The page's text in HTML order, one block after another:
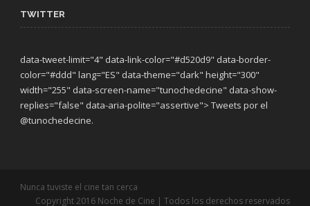
TWITTER
data-tweet-limit="4" data-link-color="#d520d9" data-border-
color="#ddd" lang="ES" data-theme="dark" height="300"
width="255" data-screen-name="tunochedecine" data-show-
replies="false" data-aria-polite="assertive"> Tweets por el
@tunochedecine.
Nunca tuviste el cine tan cerca
Copyright 2016 Noche de Cine | Todos los derechos reservados